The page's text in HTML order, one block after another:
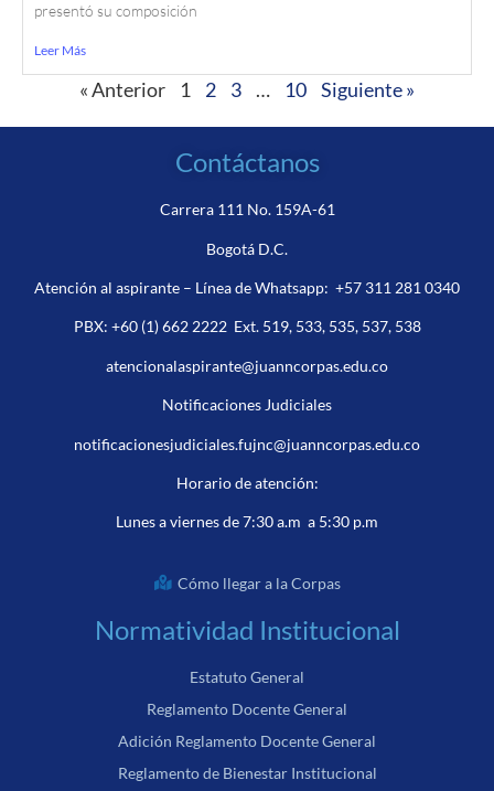
presentó su composición
Leer Más
« Anterior 1 2 3 … 10 Siguiente »
Contáctanos
Carrera 111 No. 159A-61
Bogotá D.C.
Atención al aspirante – Línea de Whatsapp: +57 311 281 0340
PBX: +60 (1) 662 2222Ext. 519, 533, 535, 537, 538
atencionalaspirante@juanncorpas.edu.co
Notificaciones Judiciales
notificacionesjudiciales.fujnc@juanncorpas.edu.co
Horario de atención:
Lunes a viernes de 7:30 a.m a 5:30 p.m
Cómo llegar a la Corpas
Normatividad Institucional
Estatuto General
Reglamento Docente General
Adición Reglamento Docente General
Reglamento de Bienestar Institucional